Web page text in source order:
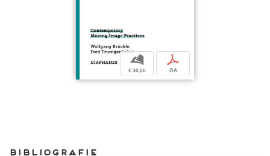
b
€ 30,00
p
OA
Bibliografie